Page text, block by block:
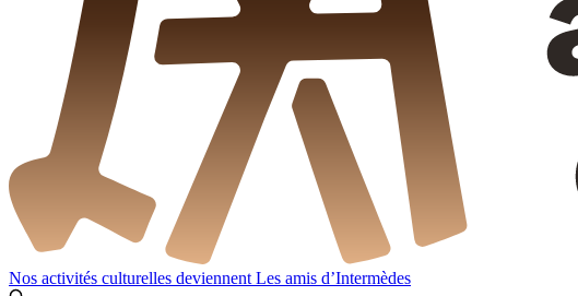
Nos activités culturelles deviennent Les amis d’Intermèdes